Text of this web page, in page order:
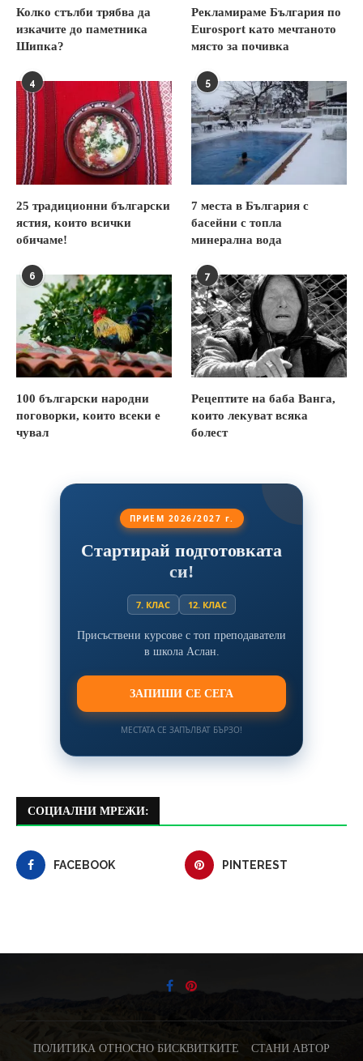
Колко стълби трябва да
изкачите до паметника
Шипка?
Рекламираме България по
Eurosport като мечтаното
място за почивка
4
25 традиционни български
ястия, които всички
обичаме!
5
7 места в България с
басейни с топла
минерална вода
6
100 български народни
поговорки, които всеки е
чувал
7
Рецептите на баба Ванга,
които лекуват всяка
болест
ПРИЕМ 2026/2027 г.
Стартирай подготовката
си!
7. КЛАС 12. КЛАС
Присъствени курсове с топ преподаватели
в школа Аслан.
ЗАПИШИ СЕ СЕГА
МЕСТАТА СЕ ЗАПЪЛВАТ БЪРЗО!
СОЦИАЛНИ МРЕЖИ:
FACEBOOK PINTEREST
ПОЛИТИКА ОТНОСНО БИСКВИТКИТЕ СТАНИ АВТОР